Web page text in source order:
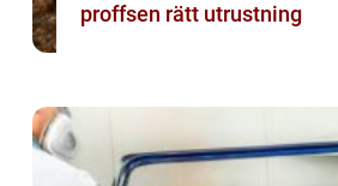
proffsen rätt utrustning